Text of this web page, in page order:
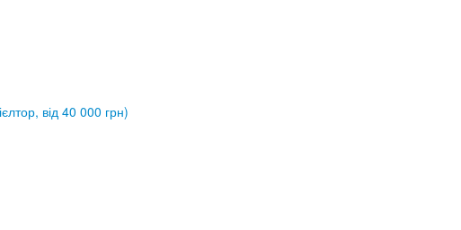
від 40 000 грн)